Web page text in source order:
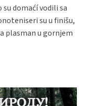
domaćí vodili sa
su u finišu,
plasman u gornjem